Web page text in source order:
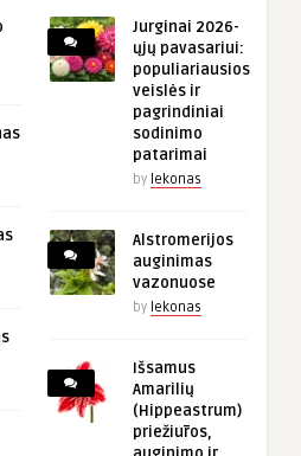
Jurginai 2026-
ųjų pavasariui:
populiariausios
veislės ir
pagrindiniai
sodinimo
patarimai
by lekonas
Alstromerijos
auginimas
vazonuose
by lekonas
Išsamus
Amarilių
(Hippeastrum)
priežiūros,